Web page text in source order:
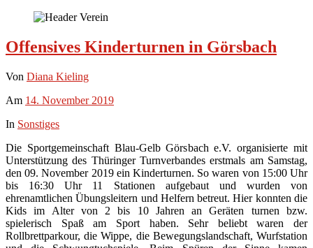
Offensives Kinderturnen in Görsbach
Von Diana Kieling
Am 14. November 2019
In Sonstiges
Die Sportgemeinschaft Blau-Gelb Görsbach e.V. organisierte mit
Unterstützung des Thüringer Turnverbandes erstmals am Samstag,
den 09. November 2019 ein Kinderturnen. So waren von 15:00 Uhr
bis 16:30 Uhr 11 Stationen aufgebaut und wurden von
ehrenamtlichen Übungsleitern und Helfern betreut. Hier konnten die
Kids im Alter von 2 bis 10 Jahren an Geräten turnen bzw.
spielerisch Spaß am Sport haben. Sehr beliebt waren der
Rollbrettparkour, die Wippe, die Bewegungslandschaft, Wurfstation